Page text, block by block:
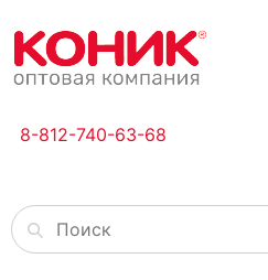
8-812-740-63-68